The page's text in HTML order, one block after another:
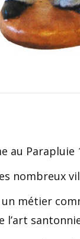
au Parapluie
nombreux
un métier
l’art